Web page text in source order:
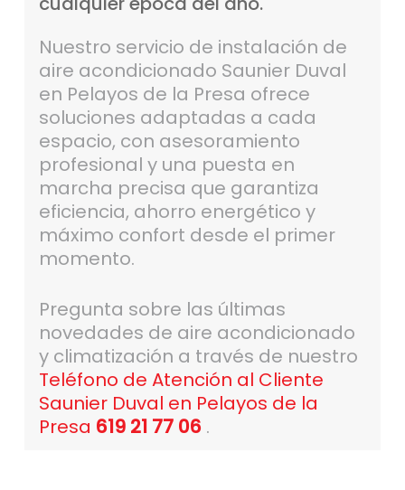
Nuestro servicio de instalación de
aire acondicionado Saunier Duval
en Pelayos de la Presa ofrece
soluciones adaptadas a cada
espacio, con asesoramiento
profesional y una puesta en
marcha precisa que garantiza
eficiencia, ahorro energético y
máximo confort desde el primer
momento.
Pregunta sobre las últimas
novedades de aire acondicionado
y climatización a través de nuestro
Teléfono de Atención al Cliente
Saunier Duval en Pelayos de la
Presa 619 21 77 06 .